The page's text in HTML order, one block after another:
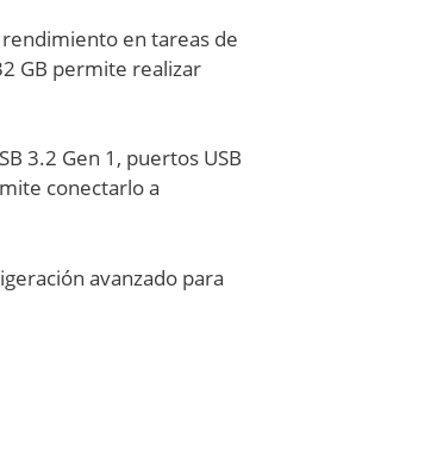
en tareas de
GB permite realizar
3.2 Gen 1, puertos USB
conectarlo a
avanzado para